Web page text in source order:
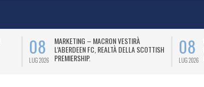
08
LUG 2026
MARKETING – MACRON VESTIRÀ
L’ABERDEEN FC, REALTÀ DELLA SCOTTISH
PREMIERSHIP.
08
LUG 2026